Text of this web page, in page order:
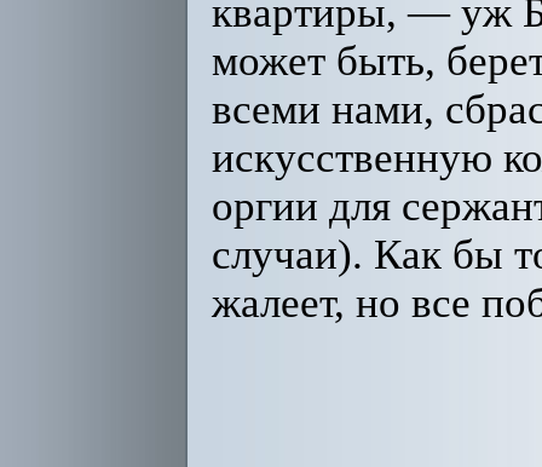
квартиры, — уж
может быть,
всеми нами,
искусственную
оргии для
случаи). Как бы
жалеет, но все